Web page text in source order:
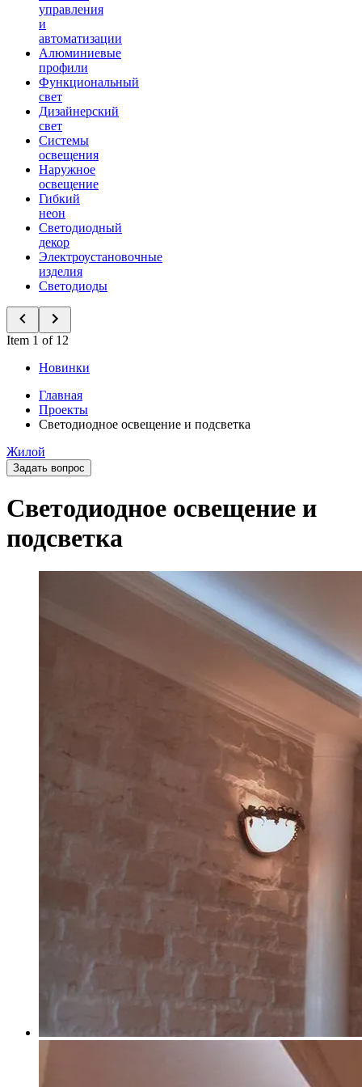
управления
и
автоматизации
Алюминиевые
профили
Функциональный
свет
Дизайнерский
свет
Системы
освещения
Наружное
освещение
Гибкий
неон
Светодиодный
декор
Электроустановочные
изделия
Светодиоды
Item 1 of 12
Новинки
Главная
Проекты
Светодиодное освещение и подсветка
Жилой
Задать вопрос
Светодиодное освещение и
подсветка